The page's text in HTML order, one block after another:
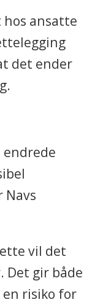
ansatte
det ender
endrede
Navs
vil det
gir både
en risiko for